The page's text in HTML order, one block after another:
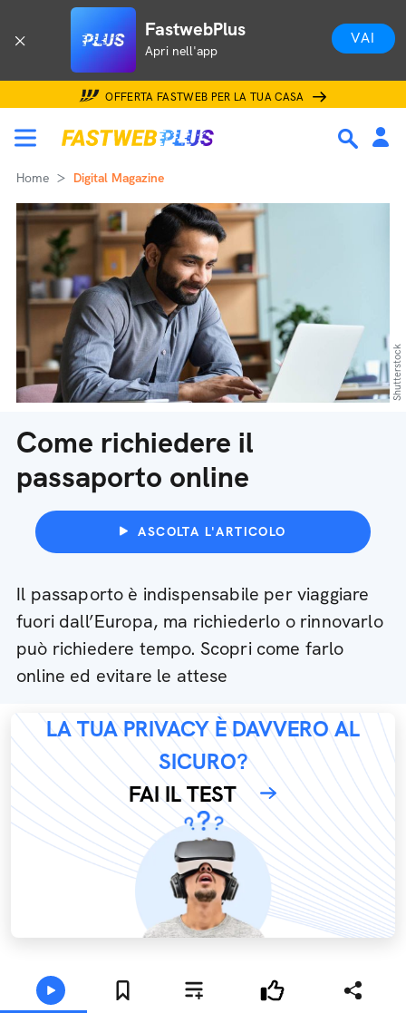
FastwebPlus
Apri nell'app
VAI
OFFERTA FASTWEB PER LA TUA CASA
Home Digital Magazine
Come richiedere il
passaporto online
ASCOLTA L'ARTICOLO
Il passaporto è indispensabile per viaggiare
fuori dall’Europa, ma richiederlo o rinnovarlo
può richiedere tempo. Scopri come farlo
online ed evitare le attese
Shutterstock
LA TUA PRIVACY È DAVVERO AL
SICURO?
FAI IL TEST